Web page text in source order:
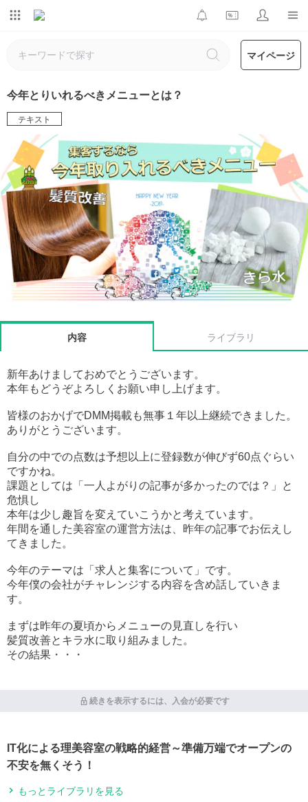
マイページ
今年とりいれるべきメニューとは？
テキスト
内容 ライブラリ
新年あけましておめでとうございます。
本年もどうぞよろしくお願い申し上げます。
皆様のおかげでDMM掲載も無事１年以上継続できました。
ありがとうございます。
自分の中での点数は予想以上に登録数が伸びず60点ぐらい
ですかね。
課題としては「一人よがりの記事が多かったのでは？」と
危惧し
本年は少し趣旨を変えていこうかと考えています。
年間を通した美容室の運営方法は、昨年の記事でお伝えし
てきました。
今年のテーマは「求人と集客について」です。
今年僕の会社がチャレンジする内容を含め話していきま
す。
まずは昨年の夏頃からメニューの見直しを行い
髪質改善とキラ水に取り組みました。
その結果・・・
続きを表示するには、入会が必要です
IT化による理美容室の戦略的経営～準備万端でオープンの
不安を無くそう！
もっとライブラリを見る